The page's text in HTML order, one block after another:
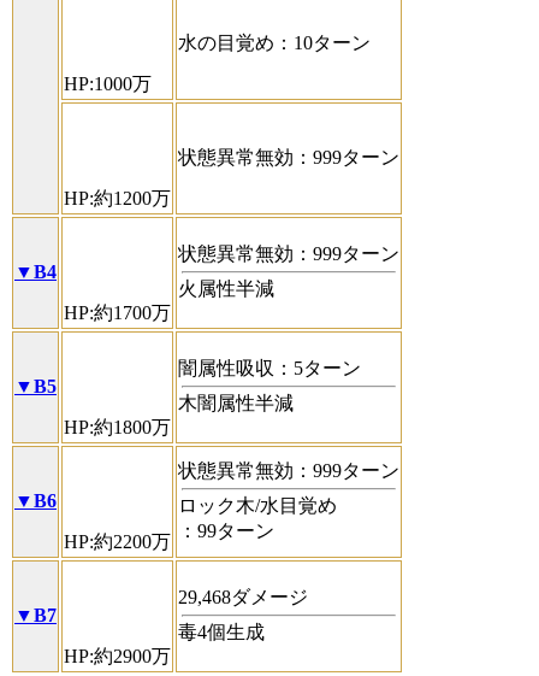
HP:1000万
水の目覚め：10ターン
HP:約1200万
状態異常無効：999ターン
▼B4
HP:約1700万
状態異常無効：999ターン
火属性半減
▼B5
HP:約1800万
闇属性吸収：5ターン
木闇属性半減
▼B6
HP:約2200万
状態異常無効：999ターン
ロック木/水目覚め
：99ターン
▼B7
HP:約2900万
29,468ダメージ
毒4個生成